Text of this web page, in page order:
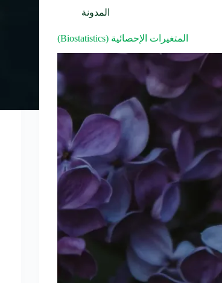
المدونة
(Biostatistics) المتغيرات الإحصائية